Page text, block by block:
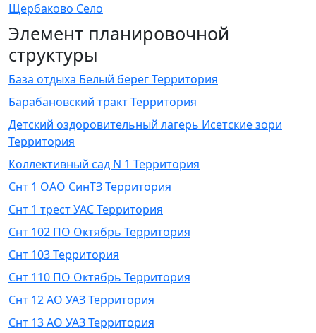
Щербаково Село
Элемент планировочной
структуры
База отдыха Белый берег Территория
Барабановский тракт Территория
Детский оздоровительный лагерь Исетские зори
Территория
Коллективный сад N 1 Территория
Снт 1 ОАО СинТЗ Территория
Снт 1 трест УАС Территория
Снт 102 ПО Октябрь Территория
Снт 103 Территория
Снт 110 ПО Октябрь Территория
Снт 12 АО УАЗ Территория
Снт 13 АО УАЗ Территория